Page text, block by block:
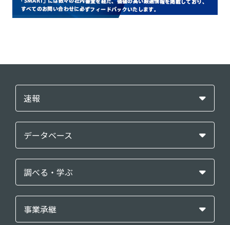
速報
データベース
調べる・学ぶ
事業承継